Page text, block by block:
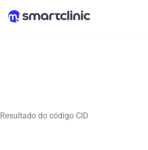
Resultado do código CID